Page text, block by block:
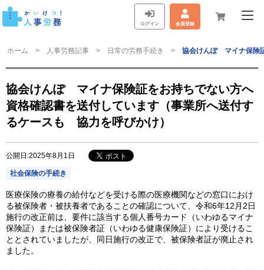
ログイン 会員登録
ホーム 人事労務記事 日常の労務手続き 協会けんぽ マイナ保険
協会けんぽ マイナ保険証をお持ちでない方へ
資格確認書を送付しています（事業所へ送付す
るケースも 協力を呼びかけ）
公開日:2025年8月1日
社会保険の手続き
医療保険の療養の給付などを受ける際の医療機関などの窓口におけ
る被保険者・被扶養者であることの確認について、令和6年12月2日
施行の改正前は、要件に該当する個人番号カード（いわゆるマイナ
保険証）または被保険者証（いわゆる健康保険証）により受けるこ
ととされていましたが、同日施行の改正で、被保険者証が廃止され
ました。